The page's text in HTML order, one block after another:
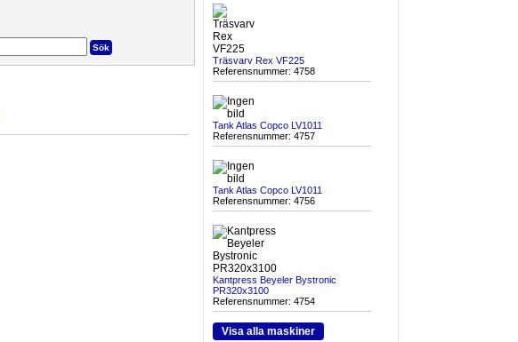
Träsvarv Rex VF225
Referensnummer: 4758
Tank Atlas Copco LV1011
Referensnummer: 4757
Tank Atlas Copco LV1011
Referensnummer: 4756
Kantpress Beyeler Bystronic
PR320x3100
Referensnummer: 4754
Visa alla maskiner